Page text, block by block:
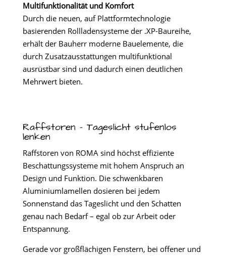
Multifunktionalität und Komfort
Durch die neuen, auf Plattformtechnologie
basierenden Rollladensysteme der .XP-Baureihe,
erhält der Bauherr moderne Bauelemente, die
durch Zusatzausstattungen multifunktional
ausrüstbar sind und dadurch einen deutlichen
Mehrwert bieten.
Raffstoren – Tageslicht stufenlos
lenken
Raffstoren von ROMA sind höchst effiziente
Beschattungssysteme mit hohem Anspruch an
Design und Funktion. Die schwenkbaren
Aluminiumlamellen dosieren bei jedem
Sonnenstand das Tageslicht und den Schatten
genau nach Bedarf – egal ob zur Arbeit oder
Entspannung.
Gerade vor großflächigen Fenstern, bei offener und